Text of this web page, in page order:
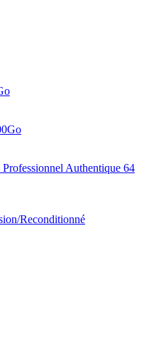
Authentique 64
Reconditionné